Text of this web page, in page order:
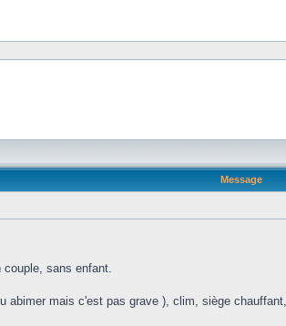
Message
couple, sans enfant.
abimer mais c'est pas grave ), clim, siège